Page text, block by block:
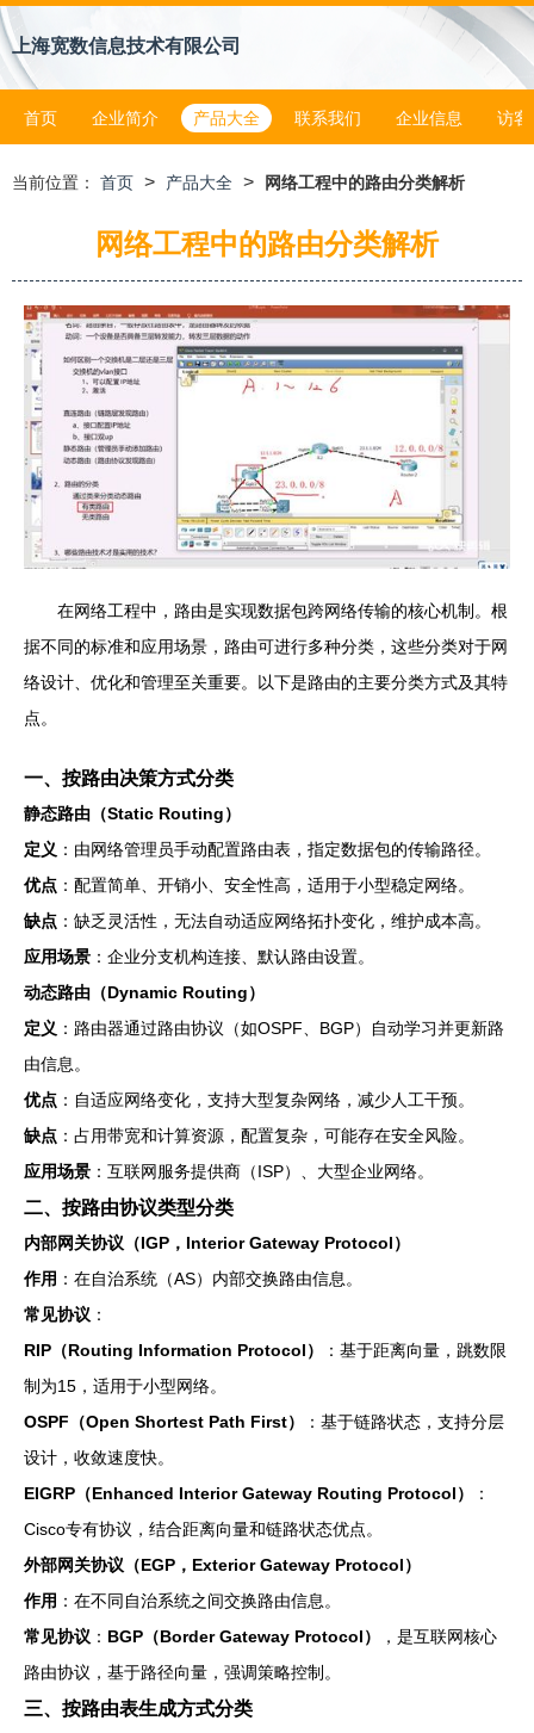
上海宽数信息技术有限公司
首页 企业简介 产品大全 联系我们 企业信息 访客
当前位置： 首页 > 产品大全 > 网络工程中的路由分类解析
网络工程中的路由分类解析
在网络工程中，路由是实现数据包跨网络传输的核心机制。根
据不同的标准和应用场景，路由可进行多种分类，这些分类对于网
络设计、优化和管理至关重要。以下是路由的主要分类方式及其特
点。
一、按路由决策方式分类
静态路由（Static Routing）
定义 ：由网络管理员手动配置路由表，指定数据包的传输路径。
优点 ：配置简单、开销小、安全性高，适用于小型稳定网络。
缺点 ：缺乏灵活性，无法自动适应网络拓扑变化，维护成本高。
应用场景 ：企业分支机构连接、默认路由设置。
动态路由（Dynamic Routing）
定义 ：路由器通过路由协议（如OSPF、BGP）自动学习并更新路
由信息。
优点 ：自适应网络变化，支持大型复杂网络，减少人工干预。
缺点 ：占用带宽和计算资源，配置复杂，可能存在安全风险。
应用场景 ：互联网服务提供商（ISP）、大型企业网络。
二、按路由协议类型分类
内部网关协议（IGP，Interior Gateway Protocol）
作用 ：在自治系统（AS）内部交换路由信息。
常见协议 ：
RIP（Routing Information Protocol）
：基于距离向量，跳数限
制为15，适用于小型网络。
OSPF（Open Shortest Path First）
：基于链路状态，支持分层
设计，收敛速度快。
EIGRP（Enhanced Interior Gateway Routing Protocol）
：
Cisco专有协议，结合距离向量和链路状态优点。
外部网关协议（EGP，Exterior Gateway Protocol）
作用 ：在不同自治系统之间交换路由信息。
常见协议 ： BGP（Border Gateway Protocol）
，是互联网核心
路由协议，基于路径向量，强调策略控制。
三、按路由表生成方式分类